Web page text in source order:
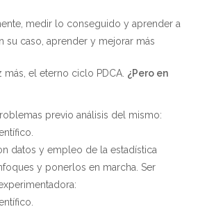
medir lo conseguido y aprender a
su caso, aprender y mejorar más
más, el eterno ciclo PDCA. ¿Pero en
previo análisis del mismo:
datos y empleo de la estadística
y ponerlos en marcha. Ser